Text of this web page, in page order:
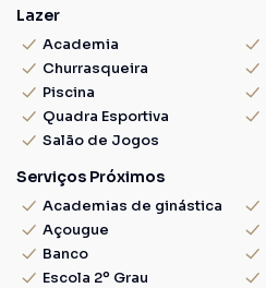
Lazer
Academia
Churrasqueira
Piscina
Quadra Esportiva
Salão de Jogos
Serviços Próximos
Academias de ginástica
Açougue
Banco
Escola 2º Grau